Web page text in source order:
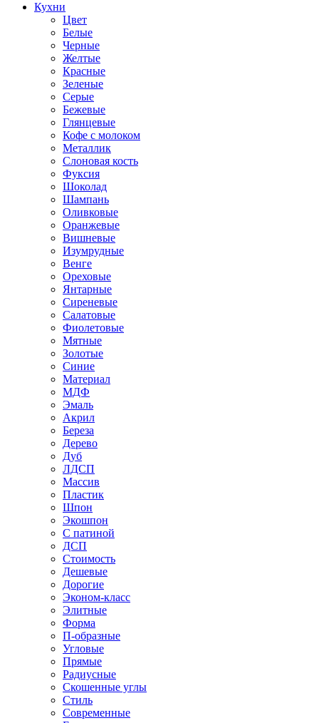
Кухни
Цвет
Белые
Черные
Желтые
Красные
Зеленые
Серые
Бежевые
Глянцевые
Кофе с молоком
Металлик
Слоновая кость
Фуксия
Шоколад
Шампань
Оливковые
Оранжевые
Вишневые
Изумрудные
Венге
Ореховые
Янтарные
Сиреневые
Салатовые
Фиолетовые
Мятные
Золотые
Синие
Материал
МДФ
Эмаль
Акрил
Береза
Дерево
Дуб
ЛДСП
Массив
Пластик
Шпон
Экошпон
С патиной
ДСП
Стоимость
Дешевые
Дорогие
Эконом-класс
Элитные
Форма
П-образные
Угловые
Прямые
Радиусные
Скошенные углы
Стиль
Современные